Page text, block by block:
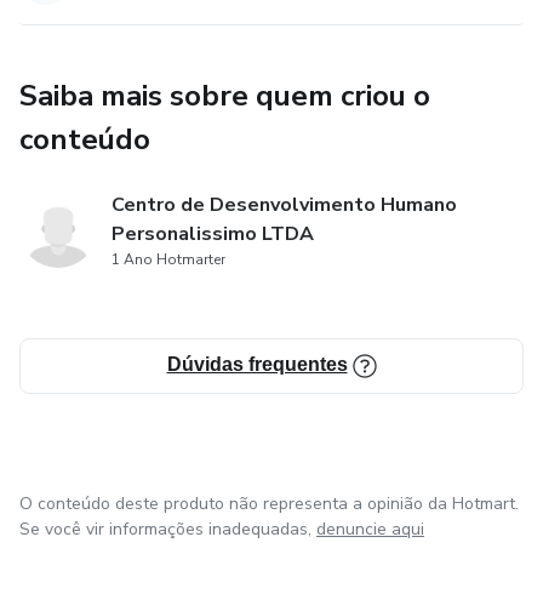
Saiba mais sobre quem criou o
conteúdo
Centro de Desenvolvimento Humano
Personalissimo LTDA
1 Ano Hotmarter
Dúvidas frequentes
O conteúdo deste produto não representa a opinião da Hotmart.
Se você vir informações inadequadas, denuncie aqui